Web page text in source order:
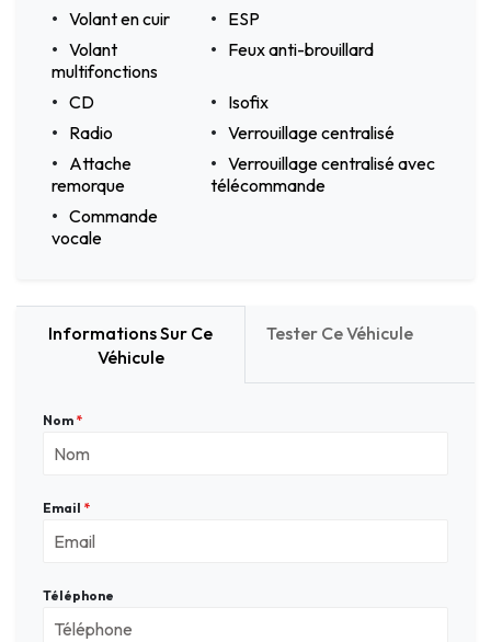
Volant en cuir
ESP
Volant
multifonctions
Feux anti-brouillard
CD
Isofix
Radio
Verrouillage centralisé
Attache
remorque
Verrouillage centralisé avec
télécommande
Commande
vocale
Informations Sur Ce
Véhicule
Tester Ce Véhicule
Nom *
Email *
Téléphone